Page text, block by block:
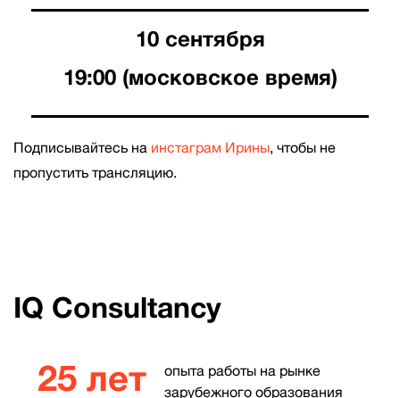
10 сентября
19:00 (московское время)
Подписывайтесь на инстаграм Ирины, чтобы не
пропустить трансляцию.
IQ Consultancy
25 лет
опыта работы на рынке
зарубежного образования